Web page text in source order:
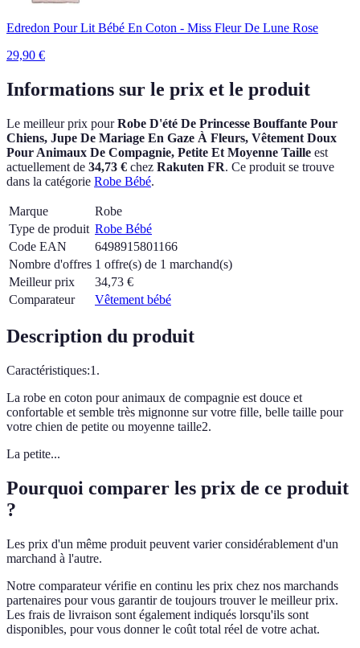
Edredon Pour Lit Bébé En Coton - Miss Fleur De Lune Rose
29,90 €
Informations sur le prix et le produit
Le meilleur prix pourRobe D'été De Princesse Bouffante Pour
Chiens, Jupe De Mariage En Gaze À Fleurs, Vêtement Doux
Pour Animaux De Compagnie, Petite Et Moyenne Taille est
actuellement de 34,73 € chez Rakuten FR. Ce produit se trouve
dans la catégorie Robe Bébé.
Marque
Robe
Type de produit Robe Bébé
Code EAN
6498915801166
Nombre d'offres 1 offre(s) de 1 marchand(s)
Meilleur prix
34,73 €
Comparateur
Vêtement bébé
Description du produit
Caractéristiques:1.
La robe en coton pour animaux de compagnie est douce et
confortable et semble très mignonne sur votre fille, belle taille pour
votre chien de petite ou moyenne taille2.
La petite...
Pourquoi comparer les prix de ce produit
?
Les prix d'un même produit peuvent varier considérablement d'un
marchand à l'autre.
Notre comparateur vérifie en continu les prix chez nos marchands
partenaires pour vous garantir de toujours trouver le meilleur prix.
Les frais de livraison sont également indiqués lorsqu'ils sont
disponibles, pour vous donner le coût total réel de votre achat.